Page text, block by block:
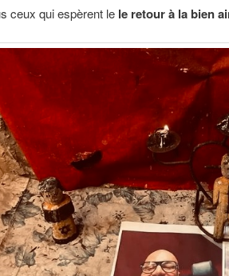
ceux qui espèrent le le retour à la bien